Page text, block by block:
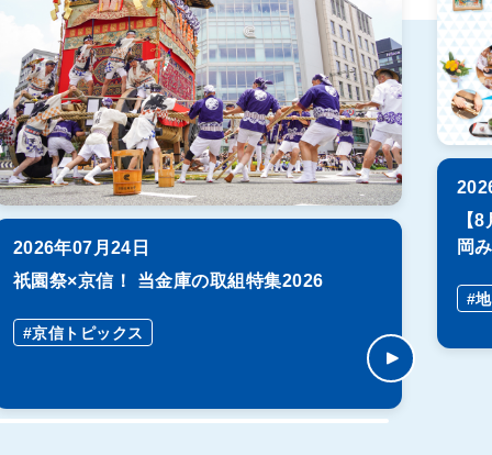
2026年07月24日
祇園祭×京信！ 当金庫の取組特集2026
#京信トピックス
【
岡
#